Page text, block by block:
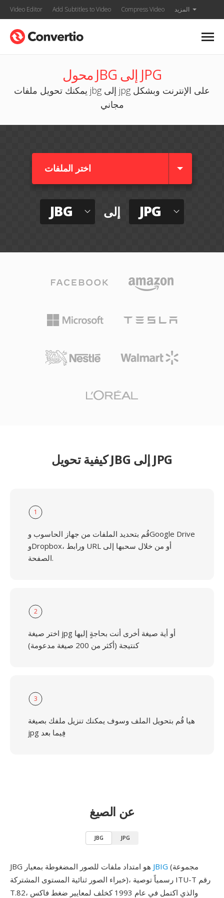
Video Editor Add Subtitles to Video Compress Video المزيد
محول JBG إلى JPG
يمكنك تحويل ملفات jbg إلى jpg على الإنترنت وبشكل
مجاني
اختر الملفات
JBG إلى JPG
كيفية تحويل JBG إلى JPG
1
قُم بتحديد الملفات من جهاز الحاسوب وGoogle Drive
وDropbox، ورابط URL أو من خلال سحبها إلى
الصفحة.
2
اختر صيغة jpg أو أية صيغة أخرى أنت بحاجةٍ إليها
كنتيجة (أكثر من 200 صيغة مدعومة)
3
هيا قُم بتحويل الملف وسوف يمكنك تنزيل ملفك بصيغة
jpg فِيما بعد
عن الصيغ
JBG JPG
JBIG (مجموعة
خبراء الصور ثنائية المستوى المشتركة)، رسمياً توصية ITU-T رقم
T.82، والذي اكتمل في عام 1993 كخلف لمعايير ضغط فاكس